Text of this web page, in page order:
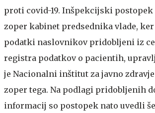
proti covid-19. Inšpekcijski postopek
zoper kabinet predsednika vlade,
podatki naslovnikov pridobljeni iz
registra podatkov o pacientih,
je Nacionalni inštitut za javno zdravje
zoper tega. Na podlagi pridobljenih
informacij so postopek nato uvedli